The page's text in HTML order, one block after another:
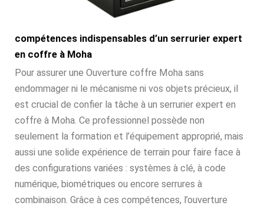
compétences indispensables d’un serrurier expert
en coffre à Moha
Pour assurer une Ouverture coffre Moha sans
endommager ni le mécanisme ni vos objets précieux, il
est crucial de confier la tâche à un serrurier expert en
coffre à Moha. Ce professionnel possède non
seulement la formation et l’équipement approprié, mais
aussi une solide expérience de terrain pour faire face à
des configurations variées : systèmes à clé, à code
numérique, biométriques ou encore serrures à
combinaison. Grâce à ces compétences, l’ouverture